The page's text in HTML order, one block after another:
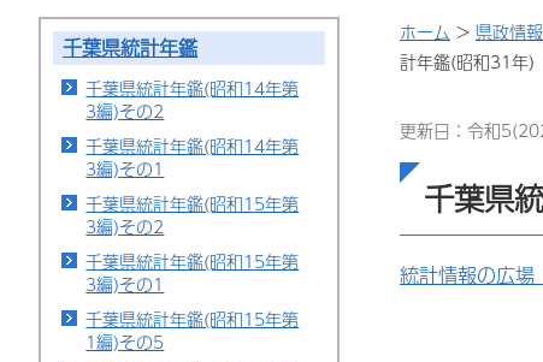
千葉県統計年鑑
千葉県統計年鑑(昭和14年第
3編)その2
千葉県統計年鑑(昭和14年第
3編)その1
千葉県統計年鑑(昭和15年第
3編)その2
千葉県統計年鑑(昭和15年第
3編)その1
千葉県統計年鑑(昭和15年第
1編)その5
ホーム > 県政情
計年鑑(昭和31年)
更新日：令和
千葉県
統計情報の広場